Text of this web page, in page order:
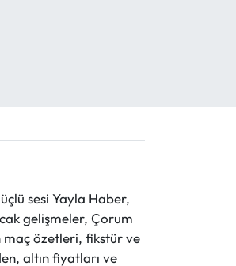
sesi Yayla Haber,
gelişmeler, Çorum
maç özetleri, fikstür ve
altın fiyatları ve